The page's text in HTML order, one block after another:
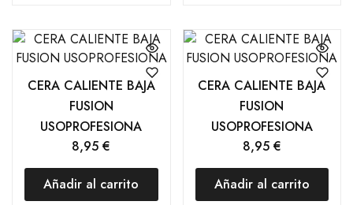
CERA CALIENTE BAJA
FUSION
USOPROFESIONA
8,95€
Añadir al carrito
CERA CALIENTE BAJA
FUSION
USOPROFESIONA
8,95 €
Añadir al carrito